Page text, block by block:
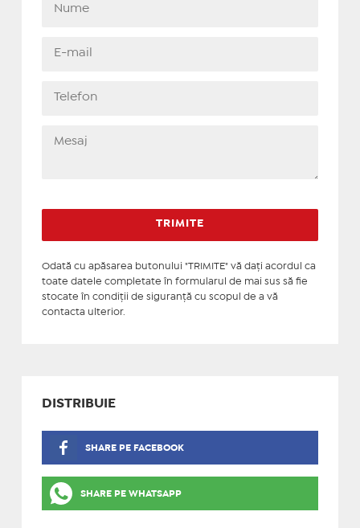
Odată cu apăsarea butonului "TRIMITE" vă daţi acordul ca
toate datele completate în formularul de mai sus să fie
stocate în condiţii de siguranţă cu scopul de a vă
contacta ulterior.
DISTRIBUIE
SHARE PE FACEBOOK
SHARE PE WHATSAPP